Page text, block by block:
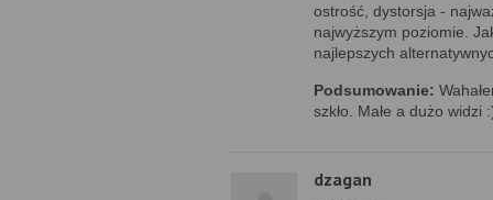
ostrość, dystorsja -
najwyższym poziomie.
najlepszych
Podsumowanie:
szkło. Małe a dużo
dzagan